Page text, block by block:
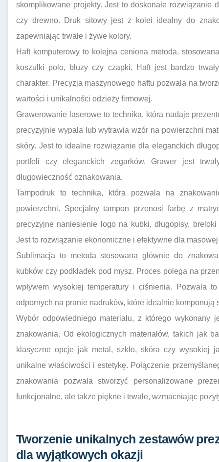
skomplikowane projekty. Jest to doskonałe rozwiązanie
czy drewno. Druk sitowy jest z kolei idealny do
zapewniając trwałe i żywe kolory.
Haft komputerowy to kolejna ceniona metoda,
koszulki polo, bluzy czy czapki. Haft jest bardzo
charakter. Precyzja maszynowego haftu pozwala na
wartości i unikalności odzieży firmowej.
Grawerowanie laserowe to technika, która nadaje
precyzyjnie wypala lub wytrawia wzór na powierzchni
skóry. Jest to idealne rozwiązanie dla eleganckich
portfeli czy eleganckich zegarków. Grawer jest
długowieczność oznakowania.
Tampodruk to technika, która pozwala na
powierzchni. Specjalny tampon przenosi farbę z
precyzyjne naniesienie logo na kubki, długopisy,
Jest to rozwiązanie ekonomiczne i efektywne dla
Sublimacja to metoda stosowana głównie do
kubków czy podkładek pod mysz. Proces polega na
wpływem wysokiej temperatury i ciśnienia. Pozwala
odpornych na pranie nadruków, które idealnie komponują
Wybór odpowiedniego materiału, z którego wykonany
znakowania. Od ekologicznych materiałów, takich jak
klasyczne opcje jak metal, szkło, skóra czy wysokiej
unikalne właściwości i estetykę. Połączenie
znakowania pozwala stworzyć personalizowane
funkcjonalne, ale także piękne i trwałe, wzmacniając
Tworzenie unikalnych zestawów
dla wyjątkowych okazji